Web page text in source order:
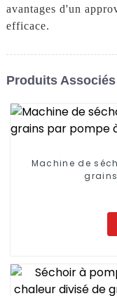
avantages d'un
efficace.
Produits Associés
Machine de